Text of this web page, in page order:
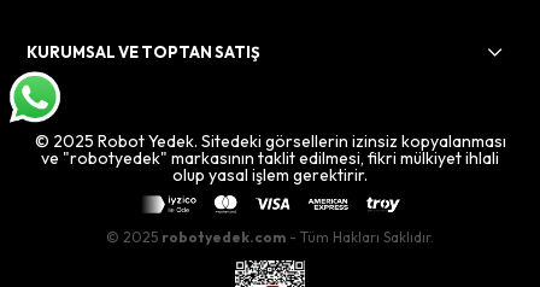
KURUMSAL VE TOPTAN SATIŞ
© 2025 Robot Yedek. Sitedeki görsellerin izinsiz kopyalanması
ve "robotyedek" markasının taklit edilmesi, fikri mülkiyet ihlali
olup yasal işlem gerektirir.
© 2025 robotyedek.com - Tüm Hakları Saklıdır.